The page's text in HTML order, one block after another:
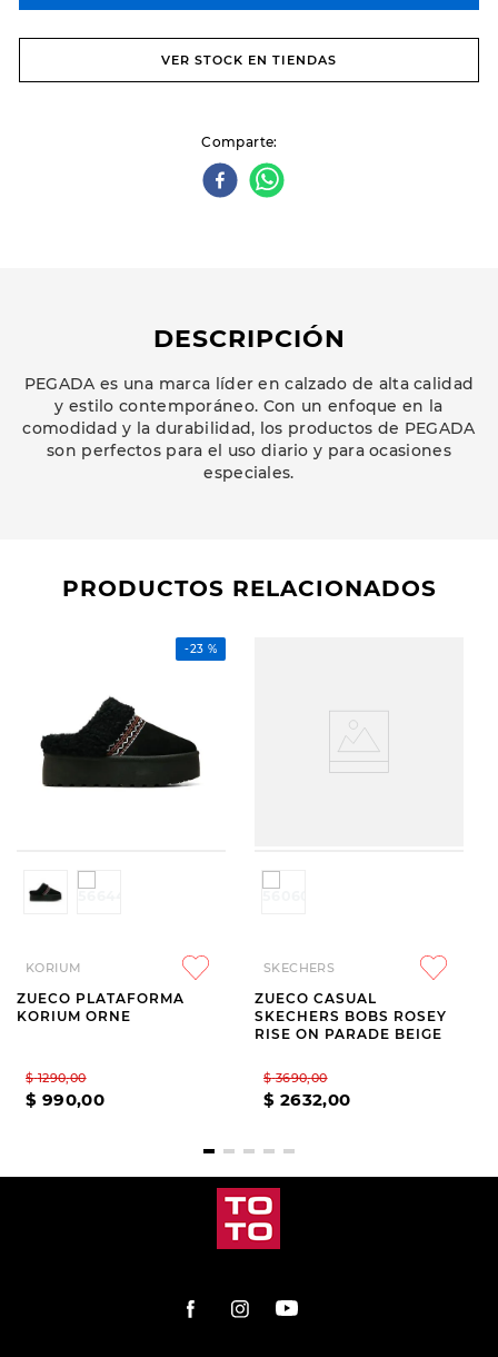
VER STOCK EN TIENDAS
Comparte
DESCRIPCIÓN
PEGADA es una marca líder en calzado de alta calidad
y estilo contemporáneo. Con un enfoque en la
comodidad y la durabilidad, los productos de PEGADA
son perfectos para el uso diario y para ocasiones
especiales.
PRODUCTOS RELACIONADOS
-23 %
KORIUM
ZUECO PLATAFORMA
KORIUM ORNE
$ 1290,00
$ 990,00
SKECHERS
ZUECO CASUAL
SKECHERS BOBS ROSEY
RISE ON PARADE BEIGE
$ 3690,00
$ 2632,00